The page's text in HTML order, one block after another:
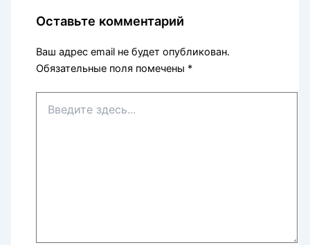
Оставьте комментарий
Ваш адрес email не будет опубликован.
Обязательные поля помечены *
здесь...